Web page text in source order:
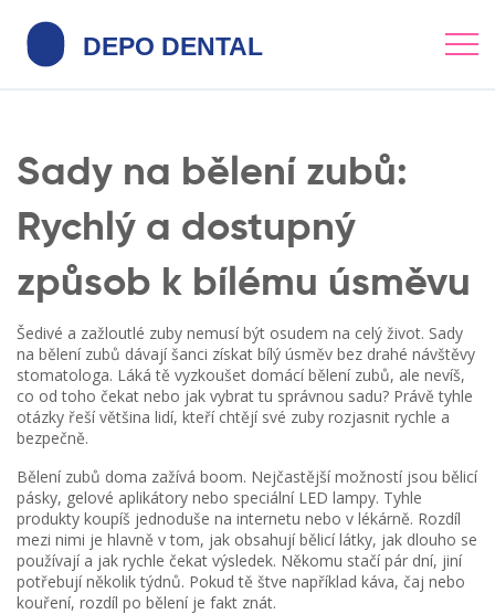
Sady na bělení zubů:
Rychlý a dostupný
způsob k bílému úsměvu
Šedivé a zažloutlé zuby nemusí být osudem na celý život. Sady
na bělení zubů dávají šanci získat bílý úsměv bez drahé návštěvy
stomatologa. Láká tě vyzkoušet domácí bělení zubů, ale nevíš,
co od toho čekat nebo jak vybrat tu správnou sadu? Právě tyhle
otázky řeší většina lidí, kteří chtějí své zuby rozjasnit rychle a
bezpečně.
Bělení zubů doma zažívá boom. Nejčastější možností jsou bělicí
pásky, gelové aplikátory nebo speciální LED lampy. Tyhle
produkty koupíš jednoduše na internetu nebo v lékárně. Rozdíl
mezi nimi je hlavně v tom, jak obsahují bělicí látky, jak dlouho se
používají a jak rychle čekat výsledek. Někomu stačí pár dní, jiní
potřebují několik týdnů. Pokud tě štve například káva, čaj nebo
kouření, rozdíl po bělení je fakt znát.